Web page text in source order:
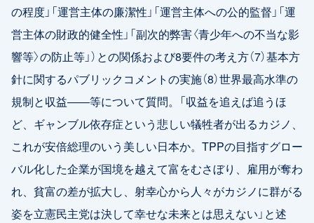
の程度」「運営主体の廉潔性」「運営主体への公的監督」「運
営主体の財政的健全性」「副次的弊害〈青少年への不当な影
響等〉の防止等」）との関係および8要件の考え方（7）基本方
針に関するパブリックコメントの実施（8）世界最高水準の
規制と収益――等について質問。「収益を追えば追うほ
ど、ギャンブル依存症という悲しい犠牲者が出るカジノ、
これが安倍総理のいう美しい日本か。TPPの目指すグロー
バル化した企業が国境を越えて富をむさぼり、雇用が奪わ
れ、貧富の差が拡大し、射幸心から人々がカジノに群がる
姿を立憲民主党は決して幸せな未来とは思えない」と述